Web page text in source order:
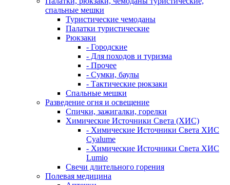
спальные мешки
Туристические чемоданы
Палатки туристические
Рюкзаки
- Городские
- Для походов и туризма
- Прочее
- Сумки, баулы
- Тактические рюкзаки
Спальные мешки
Разведение огня и освещение
Спички, зажигалки, горелки
Химические Источники Света (ХИС)
- Химические Источники Света ХИС
Cyalume
- Химические Источники Света ХИС
Lumio
Свечи длительного горения
Полевая медицина